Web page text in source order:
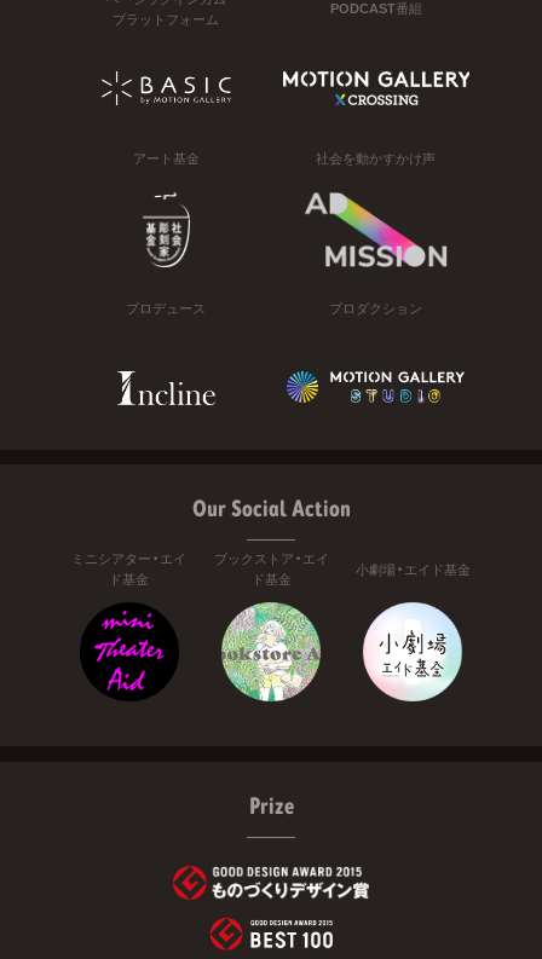
プラットフォーム
PODCAST番組
アート基金 社会を動かすかけ声
プロデュース プロダクション
Our Social Action
ミニシアター・エイ
ド基金
ブックストア・エイ
ド基金
小劇場・エイド基金
Prize